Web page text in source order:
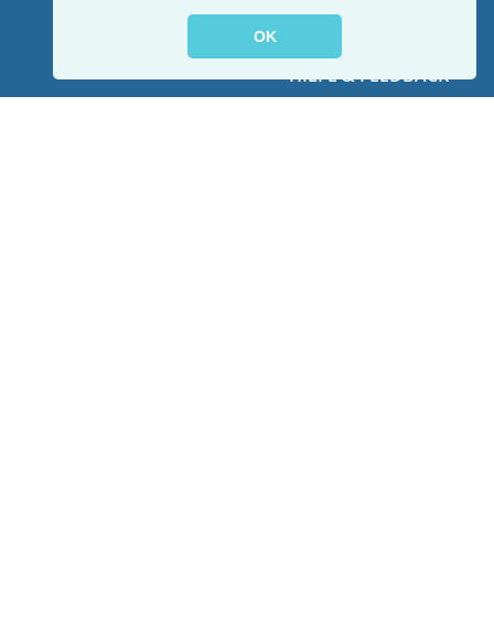
OK
HILFE & FEEDBACK